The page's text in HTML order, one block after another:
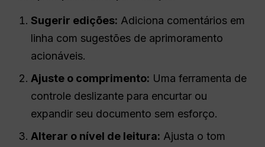
Sugerir edições: Adiciona comentários em
linha com sugestões de aprimoramento
acionáveis.
Ajuste o comprimento: Uma ferramenta de
controle deslizante para encurtar ou
expandir seu documento sem esforço.
Alterar o nível de leitura: Ajusta o tom